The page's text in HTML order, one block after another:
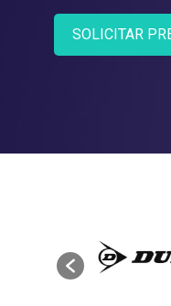
SOLICITAR